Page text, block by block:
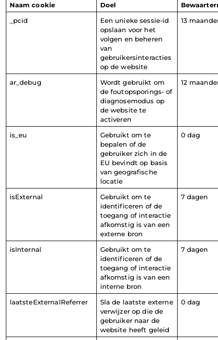
Naam cookie Doel
_pcid
Een unieke sessie-id
opslaan voor het
volgen en beheren
van
gebruikersinteracties
op de website
13
ar_debug
Wordt gebruikt om
de foutopsporings- of
diagnosemodus op
de website te
activeren
12
is_eu
Gebruikt om te
bepalen of de
gebruiker zich in de
EU bevindt op basis
van geografische
locatie
0 dag
isExternal
Gebruikt om te
identificeren of de
toegang of interactie
afkomstig is van een
externe bron
7 dagen
isInternal
Gebruikt om te
identificeren of de
toegang of interactie
afkomstig is van een
interne bron
7 dagen
laatsteExternalReferrer
Sla de laatste externe
verwijzer op die de
gebruiker naar de
website heeft geleid
0 dag